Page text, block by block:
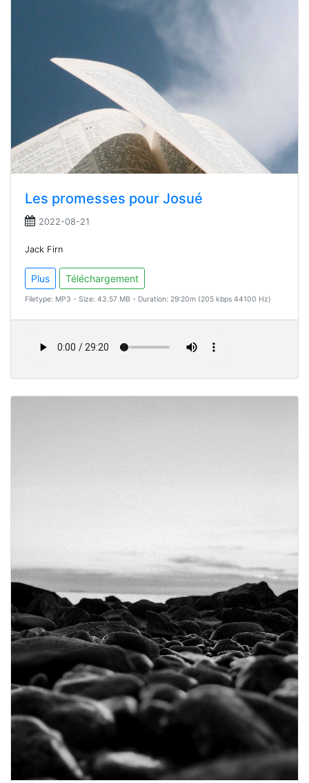
Les promesses pour Josué
2022-08-21
Jack Firn
Plus Téléchargement
Filetype: MP3 - Size: 43.57 MB - Duration: 29:20m (205 kbps 44100 Hz)